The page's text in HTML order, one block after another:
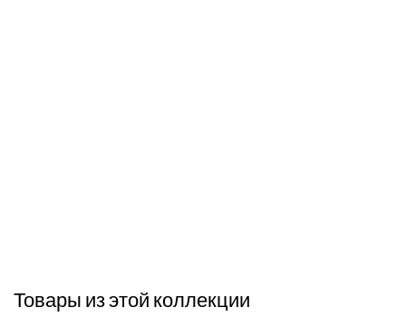
Товары из этой коллекции